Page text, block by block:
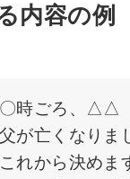
内容の例
〇時ごろ、△△
が亡くなりま
れから決めま